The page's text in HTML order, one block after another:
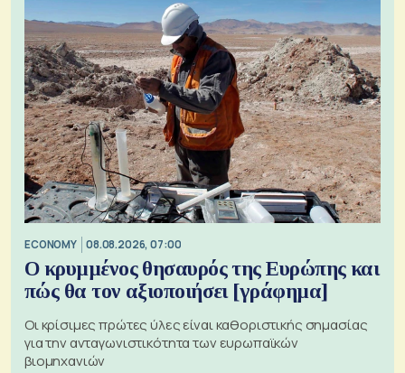
ECONOMY 08.08.2026, 07:00
Ο κρυμμένος θησαυρός της Ευρώπης και
πώς θα τον αξιοποιήσει [γράφημα]
Οι κρίσιμες πρώτες ύλες είναι καθοριστικής σημασίας
για την ανταγωνιστικότητα των ευρωπαϊκών
βιομηχανιών